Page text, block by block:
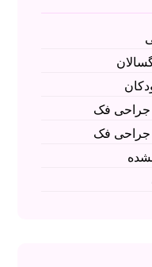
جراحی فک
جراحی فک